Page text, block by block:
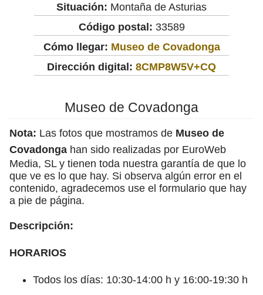
Situación: Montaña de Asturias
Código postal: 33589
Cómo llegar: Museo de Covadonga
Dirección digital: 8CMP8W5V+CQ
Museo de Covadonga
Nota: Las fotos que mostramos de Museo de
Covadonga han sido realizadas por EuroWeb
Media, SL y tienen toda nuestra garantía de que lo
que ve es lo que hay. Si observa algún error en el
contenido, agradecemos use el formulario que hay
a pie de página.
Descripción:
HORARIOS
Todos los días: 10:30-14:00 h y 16:00-19:30 h